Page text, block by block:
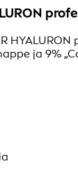
ja 9%